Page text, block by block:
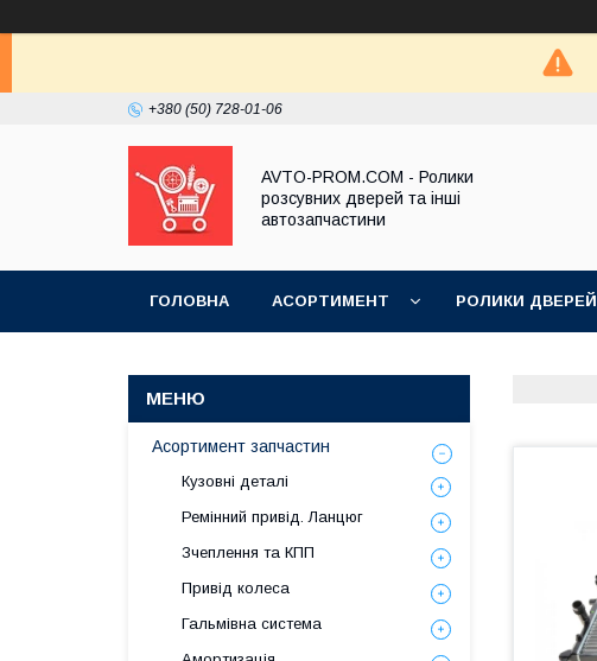
+380 (50) 728-01-06
AVTO-PROM.COM - Ролики
розсувних дверей та інші
автозапчастини
ГОЛОВНА АСОРТИМЕНТ РОЛИКИ ДВЕРЕЙ
Асортимент запчастин
Кузовні деталі
Ремінний привід. Ланцюг
Зчеплення та КПП
Привід колеса
Гальмівна система